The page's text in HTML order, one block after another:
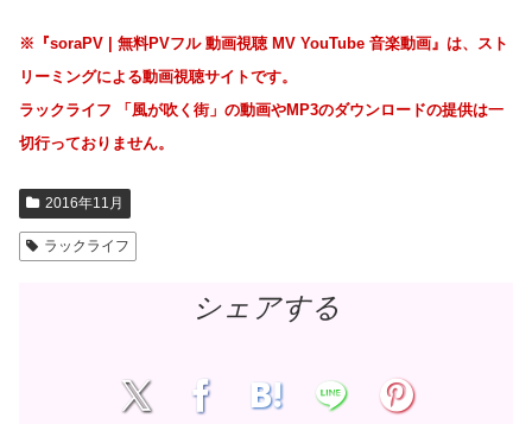
※『soraPV | 無料PVフル 動画視聴 MV YouTube 音楽動画』は、スト
リーミングによる動画視聴サイトです。
ラックライフ 「風が吹く街」の動画やMP3のダウンロードの提供は一
切行っておりません。
2016年11月
ラックライフ
シェアする